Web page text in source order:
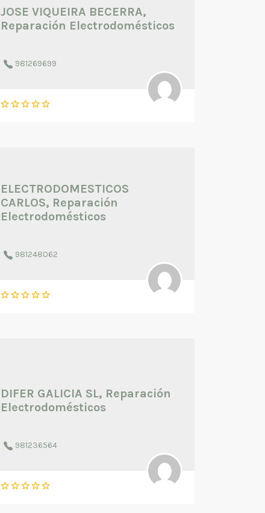
JOSE VIQUEIRA BECERRA,
Reparación Electrodomésticos
981269699
ELECTRODOMESTICOS
CARLOS, Reparación
Electrodomésticos
981248062
DIFER GALICIA SL, Reparación
Electrodomésticos
981236564